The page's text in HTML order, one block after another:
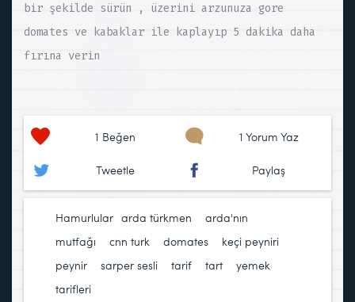
bir şekilde sürün , üzerini arzunuza gore
domates ve kabaklar ile kaplayıp 5 dakika daha
fırına verin
1 Beğen 1 Yorum Yaz
Tweetle Paylaş
Hamurlular arda türkmen
arda'nın
mutfağı
cnn turk domates keçi peyniri
peynir
sarper sesli tarif tart
yemek
tarifleri